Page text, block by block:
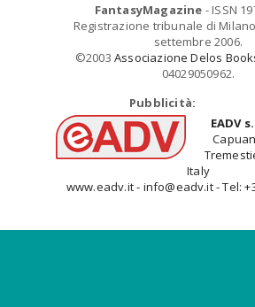
FantasyMagazine - ISSN
Registrazione tribunale di
settembre 2006.
©2003 Associazione Delos
04029050962.
Pubblicità:
EADV
Italy
www.eadv.it - info@eadv.it - Tel: